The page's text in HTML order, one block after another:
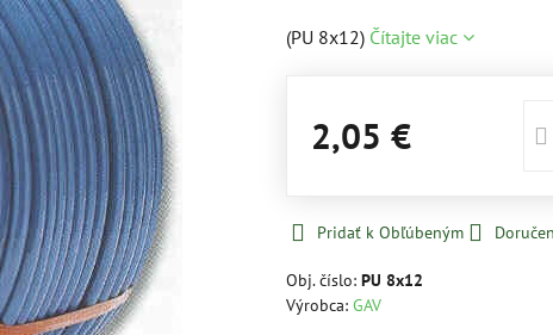
(PU 8x12) Čítajte viac
2,05 €
Pridať k Obľúbeným
Obj. číslo: PU 8x12
Výrobca: GAV